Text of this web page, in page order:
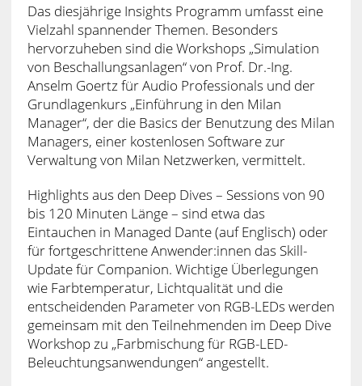
Das diesjährige Insights Programm umfasst eine
Vielzahl spannender Themen. Besonders
hervorzuheben sind die Workshops „Simulation
von Beschallungsanlagen“ von Prof. Dr.-Ing.
Anselm Goertz für Audio Professionals und der
Grundlagenkurs „Einführung in den Milan
Manager“, der die Basics der Benutzung des Milan
Managers, einer kostenlosen Software zur
Verwaltung von Milan Netzwerken, vermittelt.
Highlights aus den Deep Dives – Sessions von 90
bis 120 Minuten Länge – sind etwa das
Eintauchen in Managed Dante (auf Englisch) oder
für fortgeschrittene Anwender:innen das Skill-
Update für Companion. Wichtige Überlegungen
wie Farbtemperatur, Lichtqualität und die
entscheidenden Parameter von RGB-LEDs werden
gemeinsam mit den Teilnehmenden im Deep Dive
Workshop zu „Farbmischung für RGB-LED-
Beleuchtungsanwendungen“ angestellt.